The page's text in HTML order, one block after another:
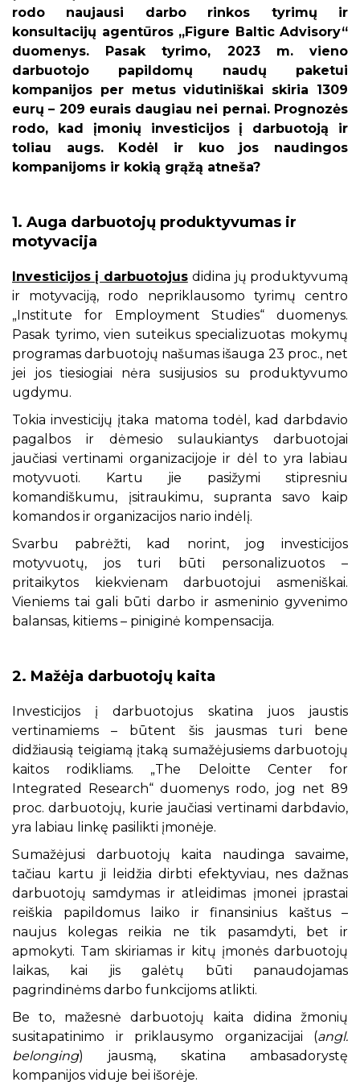
rodo naujausi darbo rinkos tyrimų ir
konsultacijų agentūros „Figure Baltic Advisory“
duomenys. Pasak tyrimo, 2023 m. vieno
darbuotojo papildomų naudų paketui
kompanijos per metus vidutiniškai skiria 1309
eurų – 209 eurais daugiau nei pernai. Prognozės
rodo, kad įmonių investicijos į darbuotoją ir
toliau augs. Kodėl ir kuo jos naudingos
kompanijoms ir kokią grąžą atneša?
1. Auga darbuotojų produktyvumas ir
motyvacija
Investicijos į darbuotojus didina jų produktyvumą
ir motyvaciją, rodo nepriklausomo tyrimų centro
„Institute for Employment Studies“ duomenys.
Pasak tyrimo, vien suteikus specializuotas mokymų
programas darbuotojų našumas išauga 23 proc., net
jei jos tiesiogiai nėra susijusios su produktyvumo
ugdymu.
Tokia investicijų įtaka matoma todėl, kad darbdavio
pagalbos ir dėmesio sulaukiantys darbuotojai
jaučiasi vertinami organizacijoje ir dėl to yra labiau
motyvuoti. Kartu jie pasižymi stipresniu
komandiškumu, įsitraukimu, supranta savo kaip
komandos ir organizacijos nario indėlį.
Svarbu pabrėžti, kad norint, jog investicijos
motyvuotų, jos turi būti personalizuotos –
pritaikytos kiekvienam darbuotojui asmeniškai.
Vieniems tai gali būti darbo ir asmeninio gyvenimo
balansas, kitiems – piniginė kompensacija.
2. Mažėja darbuotojų kaita
Investicijos į darbuotojus skatina juos jaustis
vertinamiems – būtent šis jausmas turi bene
didžiausią teigiamą įtaką sumažėjusiems darbuotojų
kaitos rodikliams. „The Deloitte Center for
Integrated Research“ duomenys rodo, jog net 89
proc. darbuotojų, kurie jaučiasi vertinami darbdavio,
yra labiau linkę pasilikti įmonėje.
Sumažėjusi darbuotojų kaita naudinga savaime,
tačiau kartu ji leidžia dirbti efektyviau, nes dažnas
darbuotojų samdymas ir atleidimas įmonei įprastai
reiškia papildomus laiko ir finansinius kaštus –
naujus kolegas reikia ne tik pasamdyti, bet ir
apmokyti. Tam skiriamas ir kitų įmonės darbuotojų
laikas, kai jis galėtų būti panaudojamas
pagrindinėms darbo funkcijoms atlikti.
Be to, mažesnė darbuotojų kaita didina žmonių
susitapatinimo ir priklausymo organizacijai (angl.
belonging) jausmą, skatina ambasadorystę
kompanijos viduje bei išorėje.